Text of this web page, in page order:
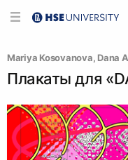
Mariya Kosovanova, Dana
Плакаты для